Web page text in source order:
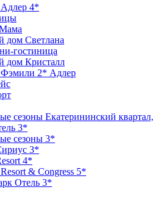
4*
дом Светлана
гостиница
дом Кристалл
2* Адлер
сезоны Екатерининский квартал,
3*
сезоны 3*
3*
4*
& Congress 5*
Отель 3*